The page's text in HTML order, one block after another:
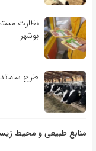
نظارت
بوشهر
طرح
منابع طبیعی و محیط